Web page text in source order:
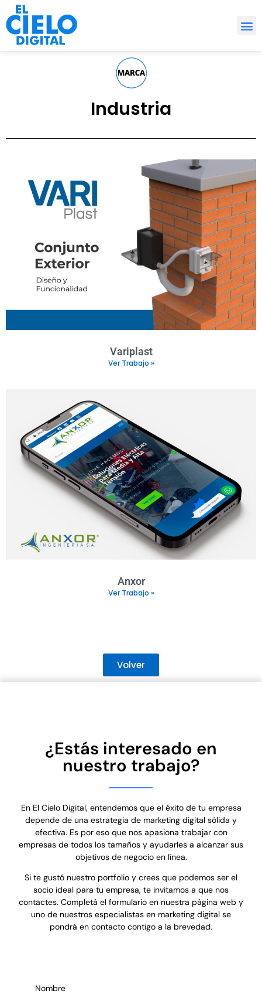
Industria
Variplast
Ver Trabajo »
Anxor
Ver Trabajo »
Volver
¿Estás interesado en
nuestro trabajo?
En El Cielo Digital, entendemos que el éxito de tu empresa
depende de una estrategia de marketing digital sólida y
efectiva. Es por eso que nos apasiona trabajar con
empresas de todos los tamaños y ayudarles a alcanzar sus
objetivos de negocio en línea.
Si te gustó nuestro portfolio y crees que podemos ser el
socio ideal para tu empresa, te invitamos a que nos
contactes. Completá el formulario en nuestra página web y
uno de nuestros especialistas en marketing digital se
pondrá en contacto contigo a la brevedad.
Nombre